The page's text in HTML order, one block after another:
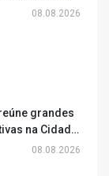
08.08.2026
grandes
na Cidade
08.08.2026